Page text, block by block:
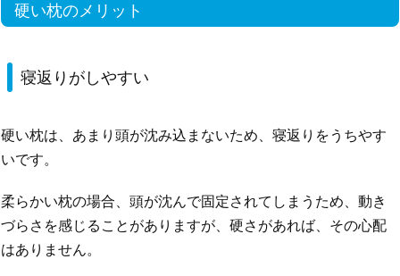
硬い枕のメリット
寝返りがしやすい
硬い枕は、あまり頭が沈み込まないため、寝返りをうちやす
いです。
柔らかい枕の場合、頭が沈んで固定されてしまうため、動き
づらさを感じることがありますが、硬さがあれば、その心配
はありません。